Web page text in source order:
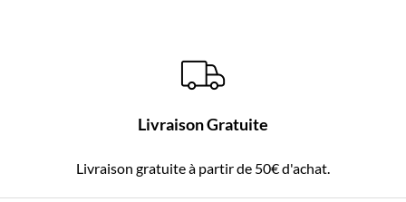
Livraison Gratuite
Livraison gratuite à partir de 50€ d'achat.